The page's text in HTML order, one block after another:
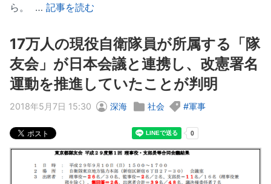
ら。 … 記事を読む
17万人の現役自衛隊員が所属する「隊
友会」が日本会議と連携し、改憲署名
運動を推進していたことが判明
2018年5月7日 15:30 深海 社会 軍事